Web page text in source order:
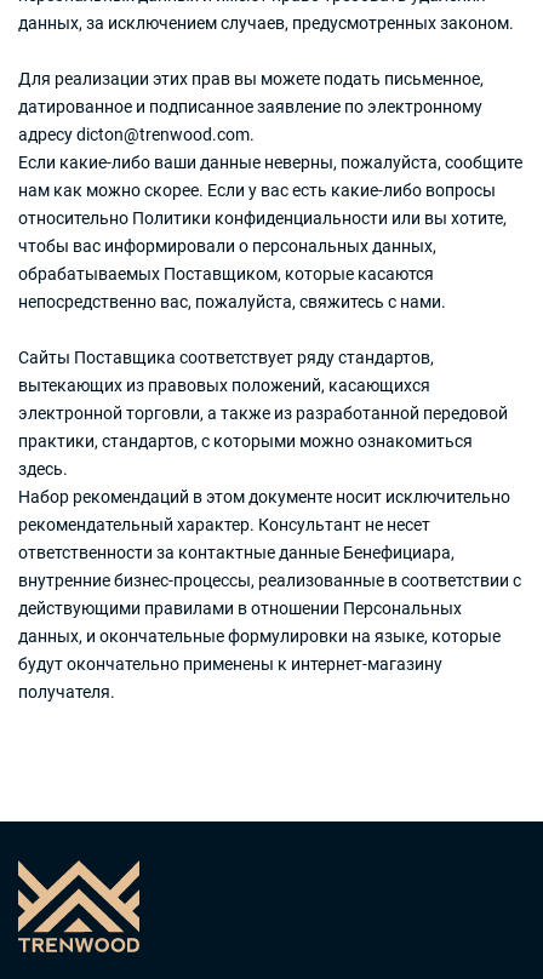
данных, за исключением случаев, предусмотренных законом.
Для реализации этих прав вы можете подать письменное,
датированное и подписанное заявление по электронному
адресуdicton@trenwood.com.
Если какие-либо ваши данные неверны, пожалуйста, сообщите
нам как можно скорее. Если у вас есть какие-либо вопросы
относительно Политики конфиденциальности или вы хотите,
чтобы вас информировали о персональных данных,
обрабатываемых Поставщиком, которые касаются
непосредственно вас, пожалуйста, свяжитесь с нами.
Сайты Поставщика соответствует ряду стандартов,
вытекающих из правовых положений, касающихся
электронной торговли, а также из разработанной передовой
практики, стандартов, с которыми можно ознакомиться
здесь.
Набор рекомендаций в этом документе носит исключительно
рекомендательный характер. Консультант не несет
ответственности за контактные данные Бенефициара,
внутренние бизнес-процессы, реализованные в соответствии с
действующими правилами в отношении Персональных
данных, и окончательные формулировки на языке, которые
будут окончательно применены к интернет-магазину
получателя.